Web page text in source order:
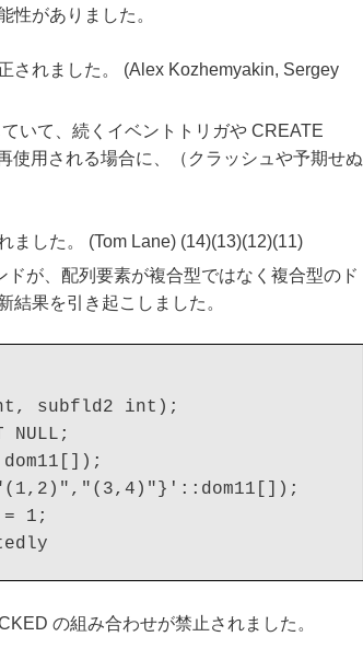
性がありました。
されました。 (Alex Kozhemyakin, Sergey
いて、続くイベントトリガや CREATE
使用される場合に、（クラッシュや予期せぬ
ました。 (Tom Lane) (14)(13)(12)(11)
ドが、配列要素が複合型ではなく複合型のド
結果を引き起こしました。
int, subfld2 int);
NULL;
'{"(1,2)","(3,4)"}'::dom11[]);
= 1;
の組み合わせが禁止されました。